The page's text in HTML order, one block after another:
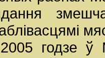
годзе ў